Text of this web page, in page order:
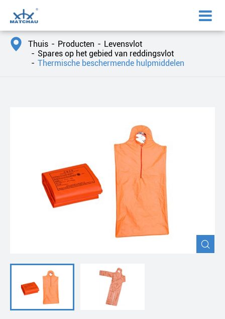
 Thuis Producten
Levensvlot
Spares op het gebied van reddingsvlot
Thermische beschermende hulpmiddelen
